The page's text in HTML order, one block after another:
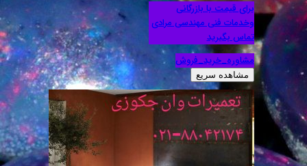
برای قیمت با بازرگانی
وخدمات فنی مهندسی مرادی
تماس بگیرید
مشاوره_خرید_فروش
مشاهده سریع